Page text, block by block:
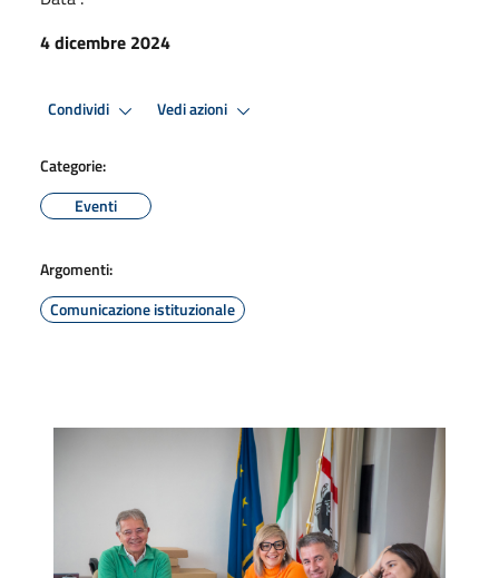
4 dicembre 2024
Condividi Vedi azioni
Categorie:
Eventi
Argomenti:
Comunicazione istituzionale